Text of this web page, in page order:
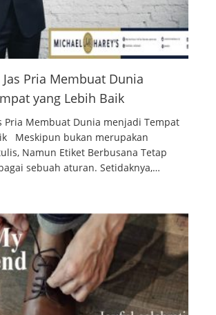
Pria Membuat Dunia
yang Lebih Baik
Pria Membuat Dunia menjadi Tempat
Meskipun bukan merupakan
Namun Etiket Berbusana Tetap
sebuah aturan. Setidaknya,…